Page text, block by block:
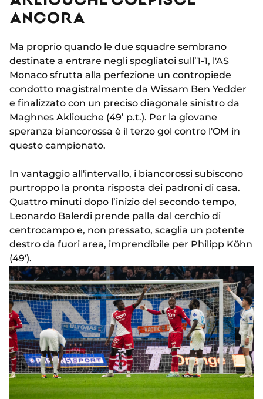
ANCORA
Ma proprio quando le due squadre sembrano
destinate a entrare negli spogliatoi sull’1-1, l'AS
Monaco sfrutta alla perfezione un contropiede
condotto magistralmente da Wissam Ben Yedder
e finalizzato con un preciso diagonale sinistro da
Maghnes Akliouche (49’ p.t.). Per la giovane
speranza biancorossa è il terzo gol contro l'OM in
questo campionato.
In vantaggio all'intervallo, i biancorossi subiscono
purtroppo la pronta risposta dei padroni di casa.
Quattro minuti dopo l’inizio del secondo tempo,
Leonardo Balerdi prende palla dal cerchio di
centrocampo e, non pressato, scaglia un potente
destro da fuori area, imprendibile per Philipp Köhn
(49').